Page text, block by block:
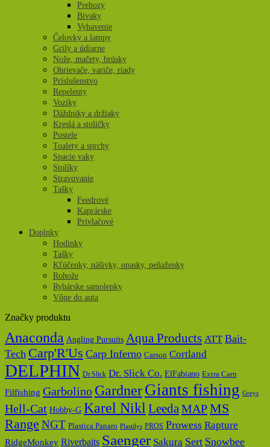
Prehozy
Bivaky
Vybavenie
Čelovky a lampy
Grily a údiarne
Nože, mačety, brúsky
Ohrievače, variče, riady
Príslušenstvo
Repelenty
Vozíky
Dáždniky a držiaky
Kreslá a stoličky
Postele
Toalety a sprchy
Spacie vaky
Stolíky
Stravovanie
Tašky
Feedrové
Kaprárske
Prívlačové
Doplnky
Hodinky
Tašky
Kľúčenky, nášivky, opasky, peňaženky
Rohože
Rybárske samolepky
Vône do auta
Značky produktu
Anaconda Angling Pursuits Aqua Products ATT Bait-
Tech Carp'R'Us Carp Inferno Carson Cortland
DELPHIN Dr.Slick Dr. Slick Co. ElFabiano Extra Carp
Filfishing Garbolino GardnerGiants fishing Greys
Hell-Cat Hobby-G Karel Nikl Leeda MAPMS
Range NGT Plastica Panaro Plastilys PROS Prowess Rapture
RidgeMonkey Riverbaits Saenger Sakura Sert Snowbee